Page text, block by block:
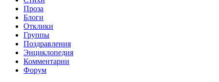
Проза
Блоги
Отклики
Группы
Поздравления
Энциклопедия
Комментарии
Форум